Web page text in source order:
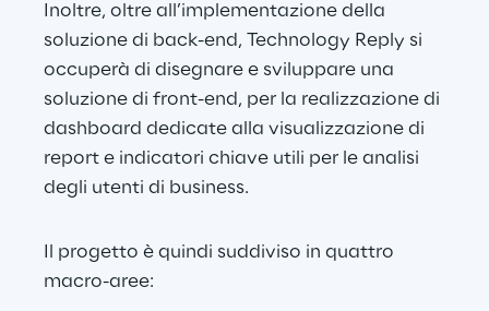
Inoltre, oltre all’implementazione della
soluzione di back-end, Technology Reply si
occuperà di disegnare e sviluppare una
soluzione di front-end, per la realizzazione di
dashboard dedicate alla visualizzazione di
report e indicatori chiave utili per le analisi
degli utenti di business.
Il progetto è quindi suddiviso in quattro
macro-aree: